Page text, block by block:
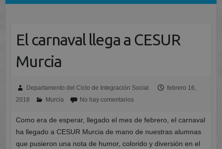
El carnaval llega a CESUR
Murcia
Departamento del Ciclo de Integración Social
febrero 16,
2018
Murcia No hay comentarios
Como era de esperar, llegado el mes de febrero, el carnaval
ha llegado a CESUR Murcia de mano de nuestras alumnas
que pusieron una nota de humor, colorido y diversión en el